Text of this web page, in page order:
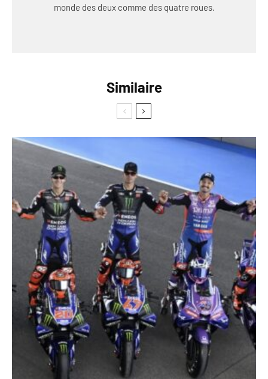
monde des deux comme des quatre roues.
Similaire